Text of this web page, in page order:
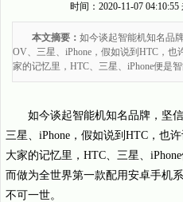
时间： 2020-11-07 04:10:55
本文摘要： 如今谈起智能机知名品
OV、三星、iPhone，假如说到HTC，
家的记忆里，HTC、三星、iPhone便是
如今谈起智能机知名品牌，坚
三星、iPhone，假如说到HTC，也
大家的记忆里，HTC、三星、
而做为全世界第一款配用安卓手机
不可一世。